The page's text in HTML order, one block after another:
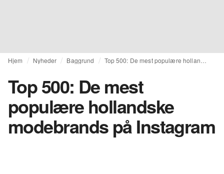
Hjem Nyheder Baggrund
Top 500: De mest
populære hollandske
modebrands på Instagram